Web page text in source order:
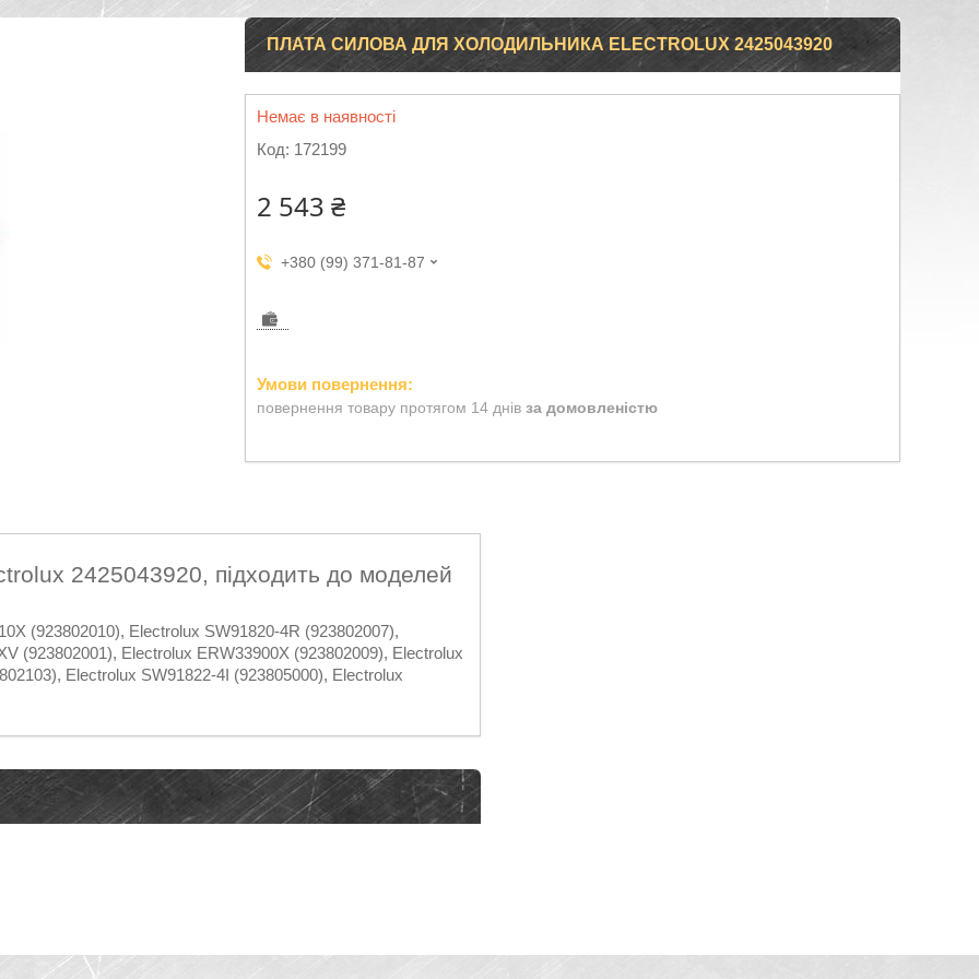
ПЛАТА СИЛОВА ДЛЯ ХОЛОДИЛЬНИКА ELECTROLUX 2425043920
Немає в наявності
Код: 172199
2 543 ₴
+380 (99) 371-81-87
повернення товару протягом 14 днів за домовленістю
2425043920, підходить до моделей
(923802010), Electrolux SW91820-4R (923802007),
(923802001), Electrolux ERW33900X (923802009), Electrolux
Electrolux SW91822-4I (923805000), Electrolux